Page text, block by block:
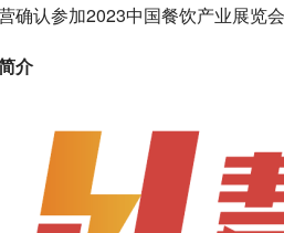
确认参加2023中国餐饮产业展览
介